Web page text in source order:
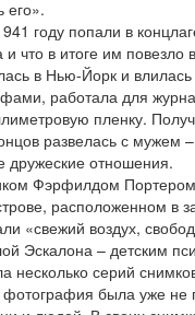
его».
году попали в
что в итоге им
в Нью-Йорк и
работала для
пленку.
развелась с мужем
отношения.
Фэрфилдом
расположенном в
«свежий воздух,
Эскалона – детским
несколько серий
была уже